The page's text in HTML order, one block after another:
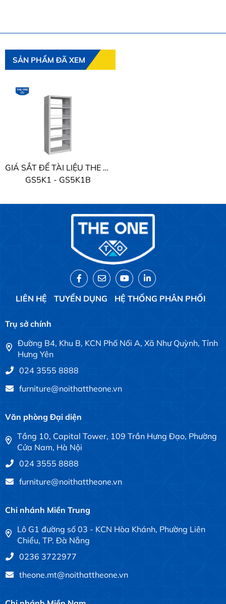
SẢN PHẨM ĐÃ XEM
GIÁ SẮT ĐỂ TÀI LIỆU THE ONE
GS5K1 - GS5K1B
LIÊN HỆ TUYỂN DỤNG HỆ THỐNG PHÂN PHỐI
Trụ sở chính
Đường B4, Khu B, KCN Phố Nối A, Xã Như Quỳnh, Tỉnh
Hưng Yên
024 3555 8888
furniture@noithattheone.vn
Văn phòng Đại diện
Tầng 10, Capital Tower, 109 Trần Hưng Đạo, Phường
Cửa Nam, Hà Nội
024 3555 8888
furniture@noithattheone.vn
Chi nhánh Miền Trung
Lô G1 đường số 03 - KCN Hòa Khánh, Phường Liên
Chiểu, TP. Đà Nẵng
0236 3722977
theone.mt@noithattheone.vn